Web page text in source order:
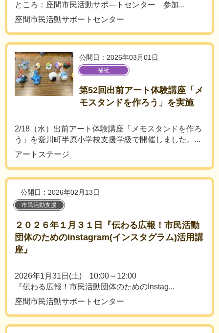
ところ：座間市民活動サポ―トセンター 参加...
座間市民活動サポートセンター
公開日：2026年03月01日
福祉
第52回出前アート体験講座「メ
モスタンドを作ろう」を実施
2/18（水）出前アート体験講座「メモスタンドを作ろ
う」を愛川町半原小学校支援学級で開催しました。...
アートステージ
公開日：2026年02月13日
市民活動支援
２０２６年１月３１日『伝わる広報！市民活動
団体のためのInstagram(インスタグラム)活用講
座』
2026年1月31日(土) 10:00～12:00
『伝わる広報！市民活動団体のためのInstag...
座間市民活動サポートセンター